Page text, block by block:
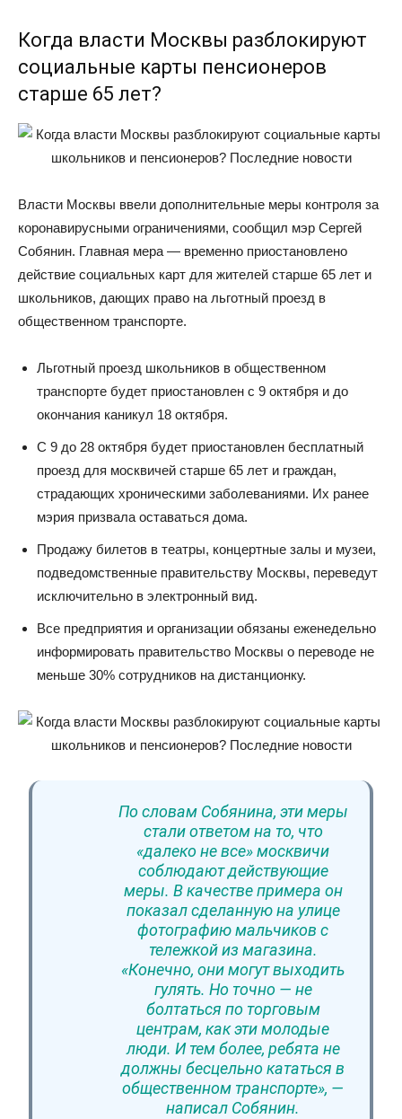
Когда власти Москвы разблокируют
социальные карты пенсионеров
старше 65 лет?
Власти Москвы ввели дополнительные меры контроля за
коронавирусными ограничениями, сообщил мэр Сергей
Собянин. Главная мера — временно приостановлено
действие социальных карт для жителей старше 65 лет и
школьников, дающих право на льготный проезд в
общественном транспорте.
‎Льготный проезд школьников в общественном
транспорте будет приостановлен с 9 октября и до
окончания каникул 18 октября.
С 9 до 28 октября будет приостановлен бесплатный
проезд для москвичей старше 65 лет и граждан,
страдающих хроническими заболеваниями. Их ранее
мэрия призвала оставаться дома.
Продажу билетов в театры, концертные залы и музеи,
подведомственные правительству Москвы, переведут
исключительно в электронный вид.
Все предприятия и организации обязаны еженедельно
информировать правительство Москвы о переводе не
меньше 30% сотрудников на дистанционку.
По словам Собянина, эти меры
стали ответом на то, что
«далеко не все» москвичи
соблюдают действующие
меры. В качестве примера он
показал сделанную на улице
фотографию мальчиков с
тележкой из магазина.
«Конечно, они могут выходить
гулять. Но точно — не
болтаться по торговым
центрам, как эти молодые
люди. И тем более, ребята не
должны бесцельно кататься в
общественном транспорте», —
написал Собянин.